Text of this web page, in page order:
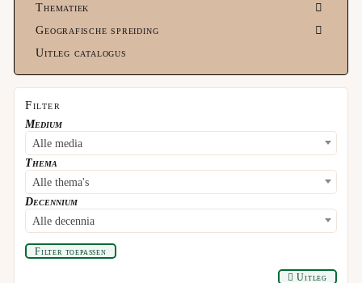
Thematiek
Geografische spreiding
Uitleg catalogus
Filter
Medium
Alle media
Thema
Alle thema's
Decennium
Alle decennia
Filter toepassen
Uitleg